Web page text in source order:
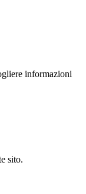
informazioni
sito.